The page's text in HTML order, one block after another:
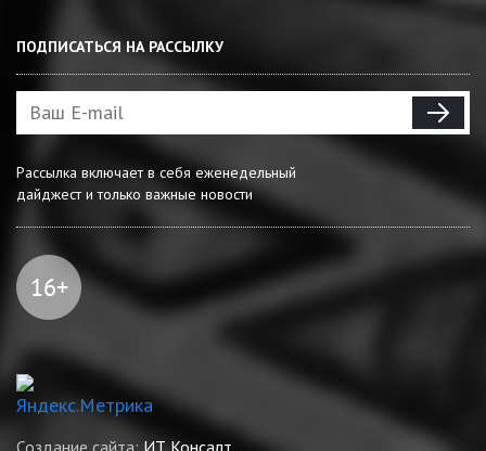
ПОДПИСАТЬСЯ НА РАССЫЛКУ
Рассылка включает в себя еженедельный
дайджест и только важные новости
Создание сайта: ИТ Консалт